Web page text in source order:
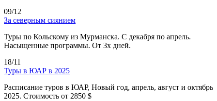
09/12
За северным сиянием
Туры по Кольскому из Мурманска. С декабря по апрель.
Насыщенные программы. От 3х дней.
18/11
Туры в ЮАР в 2025
Расписание туров в ЮАР, Новый год, апрель, август и октябрь
2025. Стоимость от 2850 $